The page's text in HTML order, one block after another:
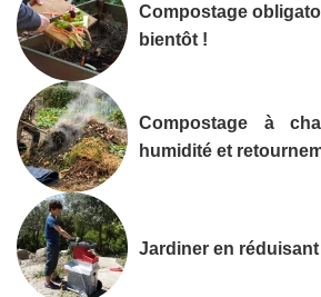
Compostage
bientôt !
Compostage à
humidité et
Jardiner en